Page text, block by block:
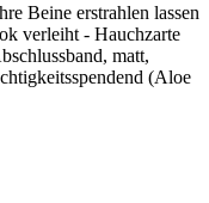
Beine erstrahlen lassen
verleiht - Hauchzarte
matt,
(Aloe